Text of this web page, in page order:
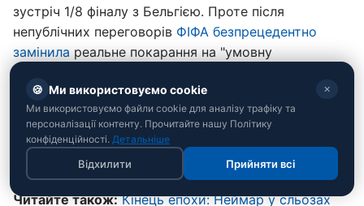
зустріч 1/8 фіналу з Бельгією. Проте після
непублічних переговорів ФІФА безпрецедентно
замінила реальне покарання на "умовну
дискваліфікацію" на 12 місяців.
Трамп запевнив журналістів, що його дзвінок
Інфантіно не був політичним тиском чи прямим
наказом. Президент США лише закликав ще раз
уважно передивитися суперечливий епізод.
Читайте також: Кінець епохи: Неймар у сльозах
🍪 Ми використовуємо cookie ✕
Ми використовуємо файли cookie для аналізу трафіку та
персоналізації контенту. Прочитайте нашу Політику
конфіденційності. Детальніше
Відхилити Прийняти всі